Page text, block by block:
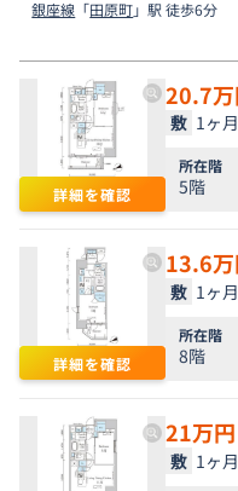
銀座線 「田原町」駅 徒歩6分
詳細を確認
20.7
敷 1ヶ月
所在階
5階
詳細を確認
13.6
敷 1ヶ月
所在階
8階
21万円
敷 1ヶ月